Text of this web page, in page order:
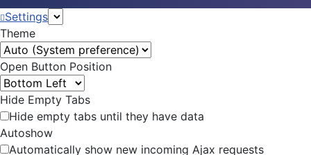
Settings
Theme
Open Button Position
Hide Empty Tabs
Hide empty tabs until they have data
Autoshow
Automatically show new incoming Ajax requests